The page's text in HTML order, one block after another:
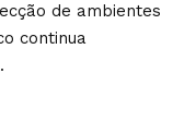
de ambientes
continua